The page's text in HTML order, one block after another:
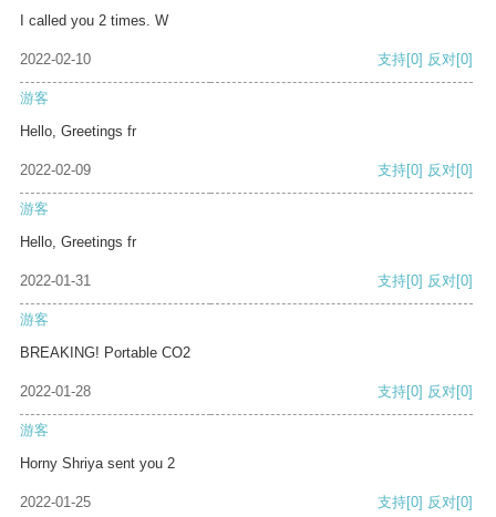
I called you 2 times. W
2022-02-10 支持[0] 反对[0]
游客
Hello, Greetings fr
2022-02-09 支持[0] 反对[0]
游客
Hello, Greetings fr
2022-01-31 支持[0] 反对[0]
游客
BREAKING! Portable CO2
2022-01-28 支持[0] 反对[0]
游客
Horny Shriya sent you 2
2022-01-25 支持[0] 反对[0]